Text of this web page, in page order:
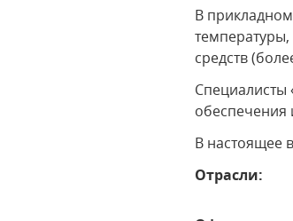
В
средств
Специалисты
обеспечения
В настоящее
Отрасли: